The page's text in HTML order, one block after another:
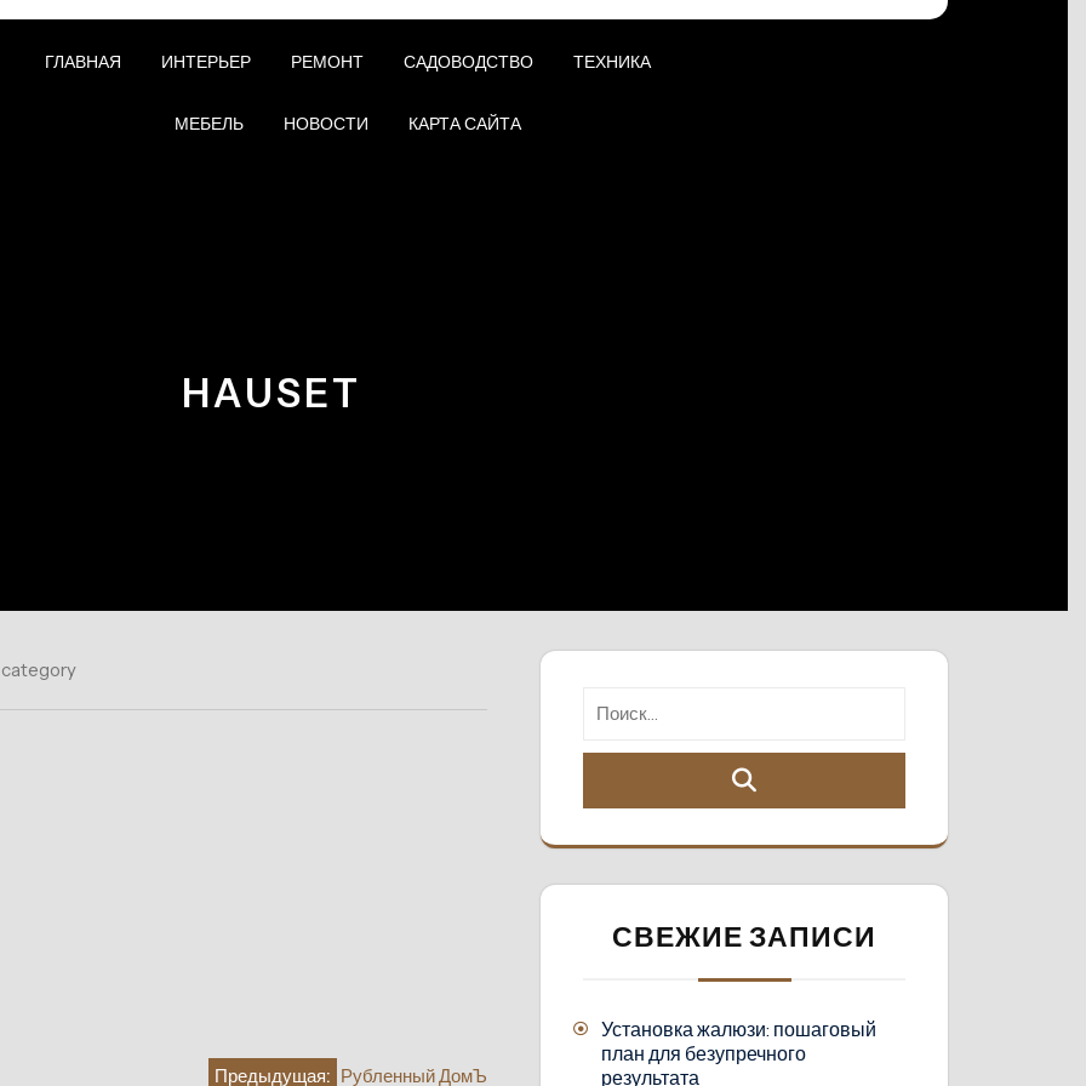
ГЛАВНАЯ ИНТЕРЬЕР РЕМОНТ САДОВОДСТВО ТЕХНИКА
МЕБЕЛЬ НОВОСТИ КАРТА САЙТА
HAUSET
category
Предыдущая: Рубленный ДомЪ
СВЕЖИЕ ЗАПИСИ
Установка жалюзи: пошаговый
план для безупречного
результата